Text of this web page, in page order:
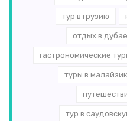
тур в грузию
отдых в
гастрономические
туры в
тур в